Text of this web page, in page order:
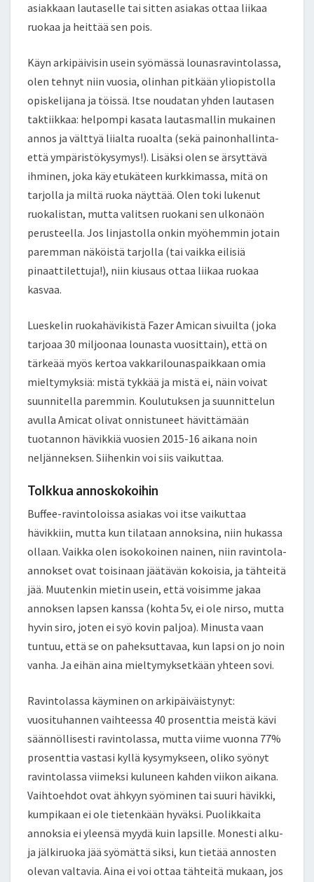
asiakkaan lautaselle tai sitten asiakas ottaa liikaa
ruokaa ja heittää sen pois.
Käyn arkipäivisin usein syömässä lounasravintolassa,
olen tehnyt niin vuosia, olinhan pitkään yliopistolla
opiskelijana ja töissä. Itse noudatan yhden lautasen
taktiikkaa: helpompi kasata lautasmallin mukainen
annos ja välttyä liialta ruoalta (sekä painonhallinta-
että ympäristökysymys!). Lisäksi olen se ärsyttävä
ihminen, joka käy etukäteen kurkkimassa, mitä on
tarjolla ja miltä ruoka näyttää. Olen toki lukenut
ruokalistan, mutta valitsen ruokani sen ulkonäön
perusteella. Jos linjastolla onkin myöhemmin jotain
paremman näköistä tarjolla (tai vaikka eilisiä
pinaattilettuja!), niin kiusaus ottaa liikaa ruokaa
kasvaa.
Lueskelin ruokahävikistä Fazer Amican sivuilta (joka
tarjoaa 30 miljoonaa lounasta vuosittain), että on
tärkeää myös kertoa vakkarilounaspaikkaan omia
mieltymyksiä: mistä tykkää ja mistä ei, näin voivat
suunnitella paremmin. Koulutuksen ja suunnittelun
avulla Amicat olivat onnistuneet hävittämään
tuotannon hävikkiä vuosien 2015-16 aikana noin
neljänneksen. Siihenkin voi siis vaikuttaa.
Tolkkua annoskokoihin
Buffee-ravintoloissa asiakas voi itse vaikuttaa
hävikkiin, mutta kun tilataan annoksina, niin hukassa
ollaan. Vaikka olen isokokoinen nainen, niin ravintola-
annokset ovat toisinaan jäätävän kokoisia, ja tähteitä
jää. Muutenkin mietin usein, että voisimme jakaa
annoksen lapsen kanssa (kohta 5v, ei ole nirso, mutta
hyvin siro, joten ei syö kovin paljoa). Minusta vaan
tuntuu, että se on paheksuttavaa, kun lapsi on jo noin
vanha. Ja eihän aina mieltymyksetkään yhteen sovi.
Ravintolassa käyminen on arkipäiväistynyt:
vuosituhannen vaihteessa 40 prosenttia meistä kävi
säännöllisesti ravintolassa, mutta viime vuonna 77%
prosenttia vastasi kyllä kysymykseen, oliko syönyt
ravintolassa viimeksi kuluneen kahden viikon aikana.
Vaihtoehdot ovat ähkyyn syöminen tai suuri hävikki,
kumpikaan ei ole tietenkään hyväksi. Puolikkaita
annoksia ei yleensä myydä kuin lapsille. Monesti alku-
ja jälkiruoka jää syömättä siksi, kun tietää annosten
olevan valtavia. Aina ei voi ottaa tähteitä mukaan, jos